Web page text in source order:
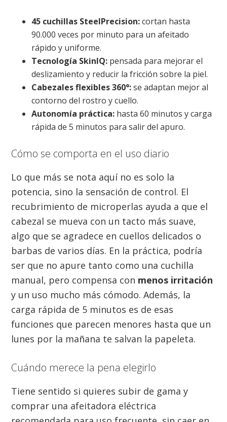
45 cuchillas SteelPrecision:cortan hasta
90.000 veces por minuto para un afeitado
rápido y uniforme.
Tecnología SkinIQ: pensada para mejorar el
deslizamiento y reducir la fricción sobre la piel.
Cabezales flexibles 360°:se adaptan mejor al
contorno del rostro y cuello.
Autonomía práctica: hasta 60 minutos y carga
rápida de 5 minutos para salir del apuro.
Cómo se comporta en el uso diario
Lo que más se nota aquí no es solo la
potencia, sino la sensación de control. El
recubrimiento de microperlas ayuda a que el
cabezal se mueva con un tacto más suave,
algo que se agradece en cuellos delicados o
barbas de varios días. En la práctica, podría
ser que no apure tanto como una cuchilla
manual, pero compensa con menos irritación
y un uso mucho más cómodo. Además, la
carga rápida de 5 minutos es de esas
funciones que parecen menores hasta que un
lunes por la mañana te salvan la papeleta.
Cuándo merece la pena elegirlo
Tiene sentido si quieres subir de gama y
comprar una afeitadora eléctrica